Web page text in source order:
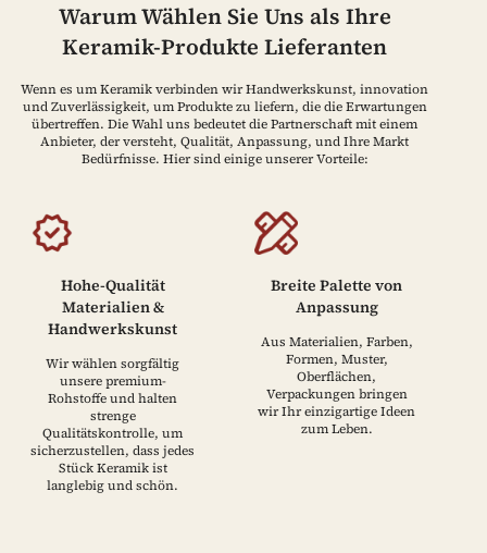
Warum Wählen Sie Uns als Ihre
Keramik-Produkte Lieferanten
Wenn es um Keramik verbinden wir Handwerkskunst, innovation
und Zuverlässigkeit, um Produkte zu liefern, die die Erwartungen
übertreffen. Die Wahl uns bedeutet die Partnerschaft mit einem
Anbieter, der versteht, Qualität, Anpassung, und Ihre Markt
Bedürfnisse. Hier sind einige unserer Vorteile:
Hohe-Qualität
Materialien &
Handwerkskunst
Wir wählen sorgfältig
unsere premium-
Rohstoffe und halten
strenge
Qualitätskontrolle, um
sicherzustellen, dass jedes
Stück Keramik ist
langlebig und schön.
Breite Palette von
Anpassung
Aus Materialien, Farben,
Formen, Muster,
Oberflächen,
Verpackungen bringen
wir Ihr einzigartige Ideen
zum Leben.